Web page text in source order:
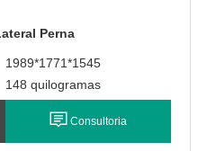
Perna
1989*1771*1545
148 quilogramas
Consultoria